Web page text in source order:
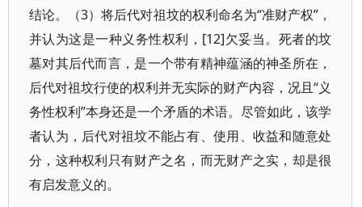
结论。（3）将后代对祖坟的权利命名为“准财产权”，
并认为这是一种义务性权利，[12]欠妥当。死者的坟
墓对其后代而言，是一个带有精神蕴涵的神圣所在，
后代对祖坟行使的权利并无实际的财产内容，况且“义
务性权利”本身还是一个矛盾的术语。尽管如此，该学
者认为，后代对祖坟不能占有、使用、收益和随意处
分，这种权利只有财产之名，而无财产之实，却是很
有启发意义的。